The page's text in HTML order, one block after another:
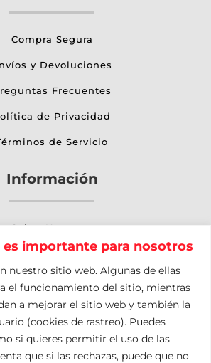
es importante para nosotros
nuestro sitio web. Algunas de ellas
el funcionamiento del sitio, mientras
a mejorar el sitio web y también la
(cookies de rastreo). Puedes
si quieres permitir el uso de las
que si las rechazas, puede que no
Compra Segura
y Devoluciones
Frecuentes
de Privacidad
de Servicio
Información
Sobre Nosotros
Otros Servicios
Contacto
Mapa del Sitio